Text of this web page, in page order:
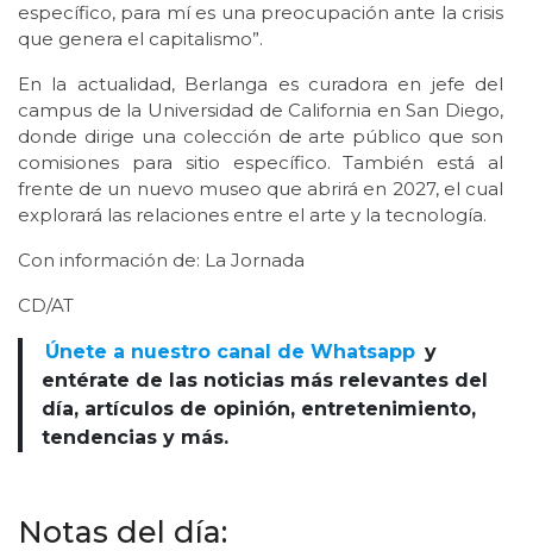
específico, para mí es una preocupación ante la crisis
que genera el capitalismo”.
En la actualidad, Berlanga es curadora en jefe del
campus de la Universidad de California en San Diego,
donde dirige una colección de arte público que son
comisiones para sitio específico. También está al
frente de un nuevo museo que abrirá en 2027, el cual
explorará las relaciones entre el arte y la tecnología.
Con información de: La Jornada
CD/AT
Únete a nuestro canal de Whatsapp y
entérate de las noticias más relevantes del
día, artículos de opinión, entretenimiento,
tendencias y más.
Notas del día: